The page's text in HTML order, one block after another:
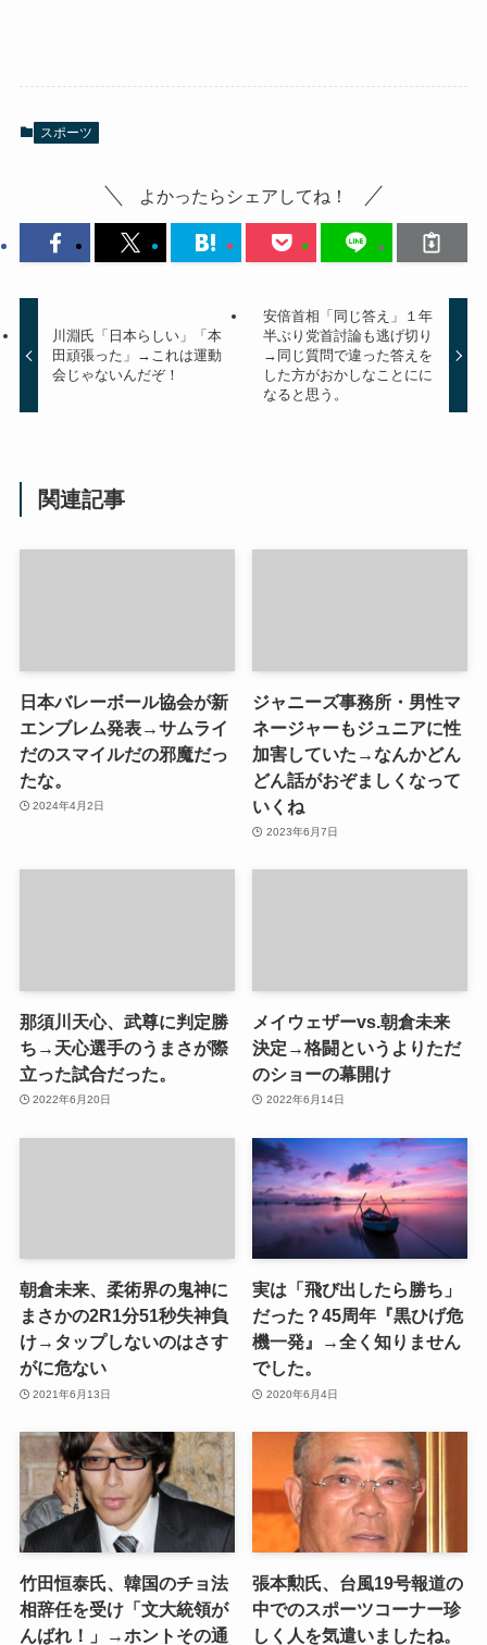
スポーツ
よかったらシェアしてね！
川淵氏「日本らしい」「本
田頑張った」→これは運動
会じゃないんだぞ！
安倍首相「同じ答え」１年
半ぶり党首討論も逃げ切り
→同じ質問で違った答えを
した方がおかしなことにに
なると思う。
関連記事
日本バレーボール協会が新
エンブレム発表→サムライ
だのスマイルだの邪魔だっ
たな。
2024年4月2日
ジャニーズ事務所・男性マ
ネージャーもジュニアに性
加害していた→なんかどん
どん話がおぞましくなって
いくね
2023年6月7日
那須川天心、武尊に判定勝
ち→天心選手のうまさが際
立った試合だった。
2022年6月20日
メイウェザーvs.朝倉未来
決定→格闘というよりただ
のショーの幕開け
2022年6月14日
朝倉未来、柔術界の鬼神に
まさかの2R1分51秒失神負
け→タップしないのはさす
がに危ない
2021年6月13日
実は「飛び出したら勝ち」
だった？45周年『黒ひげ危
機一発』→全く知りません
でした。
2020年6月4日
竹田恒泰氏、韓国のチョ法
相辞任を受け「文大統領が
んばれ！」→ホントその通
張本勲氏、台風19号報道の
中でのスポーツコーナー珍
しく人を気遣いましたね。